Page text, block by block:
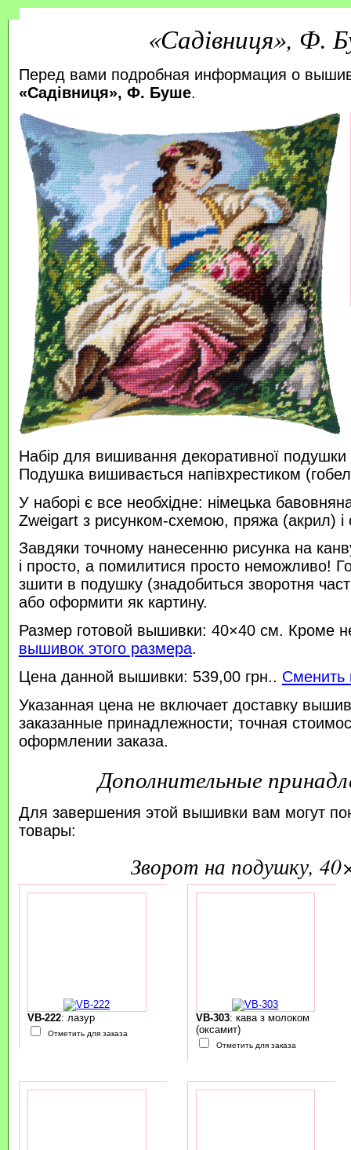
«Садівниця», Ф.
Перед вами подробная информация о
«Садівниця», Ф. Буше.
Набір для вишивання декоративної
Подушка вишивається напівхрестиком
У наборі є все необхідне: німецька
Zweigart з рисунком-схемою, пряжа (акрил) і
Завдяки точному нанесенню рисунка на
і просто, а помилитися просто неможливо!
зшити в подушку (знадобиться зворотня
або оформити як картину.
Размер готовой вышивки: 40×40 см. Кроме
вышивок этого размера.
Цена данной вышивки: 539,00 грн.. Сменить
Указанная цена не включает доставку
заказанные принадлежности; точная
оформлении заказа.
Дополнительные
Для завершения этой вышивки вам могут
товары:
зворот на подушку,
VB-222: лазур
Отметить для заказа
VB-303: кава з молоком
(оксамит)
Отметить для заказа